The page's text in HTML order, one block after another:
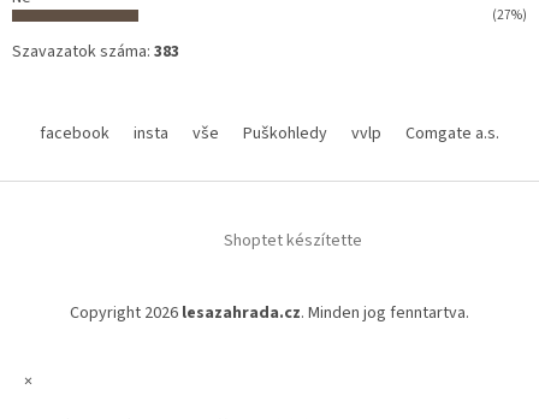
(27%)
Szavazatok száma: 383
facebook insta vše Puškohledy vvlp Comgate a.s.
Shoptet készítette
Copyright 2026 lesazahrada.cz. Minden jog fenntartva.
×